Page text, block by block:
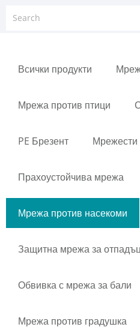
Всички продукти
Мрежа против птици
PE Брезент Мрежести
Прахоустойчива мрежа
Мрежа против насекоми
Защитна мрежа за
Обвивка с мрежа за бали
Мрежа против градушка